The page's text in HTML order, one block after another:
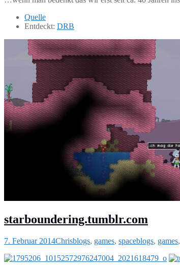
Quelle
Entdeckt: DRB
starboundering.tumblr.com
7. Februar 2014Chrisblogs, games, spaceblogs, games,